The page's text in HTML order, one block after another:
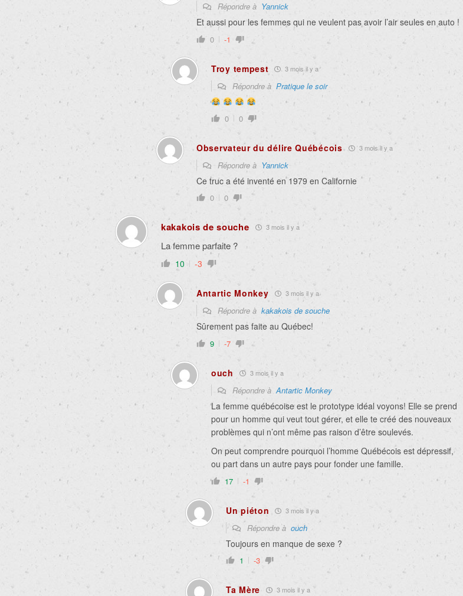
Répondre à Yannick
Et aussi pour les femmes qui ne veulent pas avoir l’air seules en auto !
0 -1
Troy tempest 3 mois il y a
Répondre à Pratique le soir
0 0
Observateur du délire Québécois 3 mois il y a
Répondre à Yannick
Ce truc a été inventé en 1979 en Californie
0 0
kakakois de souche 3 mois il y a
La femme parfaite ?
10 -3
Antartic Monkey 3 mois il y a
Répondre à kakakois de souche
Sûrement pas faite au Québec!
9 -7
ouch 3 mois il y a
Répondre àAntartic Monkey
La femme québécoise est le prototype idéal voyons! Elle se prend
pour un homme qui veut tout gérer, et elle te créé des nouveaux
problèmes qui n’ont même pas raison d’être soulevés.
On peut comprendre pourquoi l’homme Québécois est dépressif,
ou part dans un autre pays pour fonder une famille.
17 -1
Un piéton 3 mois il y a
Répondre à ouch
Toujours en manque de sexe ?
1 -3
Ta Mère 3 mois il y a